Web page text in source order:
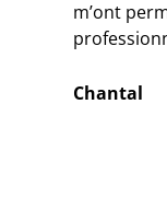
m’ont
Chantal